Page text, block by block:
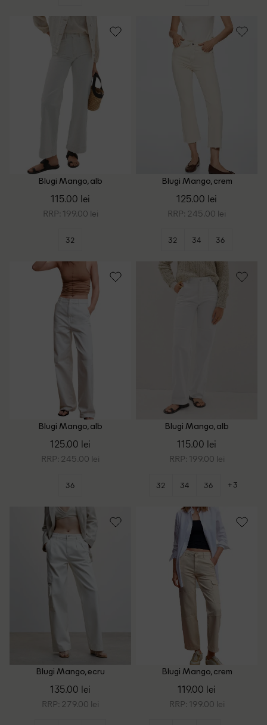
Blugi Mango, alb
115.00 lei
RRP: 199.00 lei
32
Blugi Mango, crem
125.00 lei
RRP: 245.00 lei
32 34 36
Blugi Mango, alb
125.00 lei
RRP: 245.00 lei
36
Blugi Mango, alb
115.00 lei
RRP: 199.00 lei
32 34 36 +3
Blugi Mango, ecru
135.00 lei
RRP: 279.00 lei
Blugi Mango, crem
119.00 lei
RRP: 199.00 lei